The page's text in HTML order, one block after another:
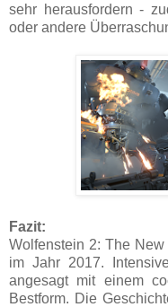
sehr herausfordern -
oder andere
Fazit:
Wolfenstein 2: The
im Jahr 2017.
angesagt mit einem
Bestform. Die